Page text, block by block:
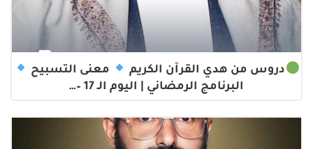
دروس من هدي القرآن الكريم
معنى التسبيح
البرنامج الرمضاني | اليوم الـ 17 –…